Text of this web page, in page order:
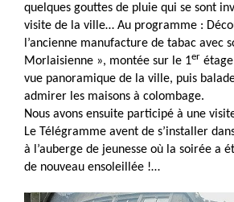
quelques gouttes de pluie qui se sont
visite de la ville… Au programme :
l’ancienne manufacture de tabac avec
Morlaisienne », montée sur le 1er
vue panoramique de la ville, puis
admirer les maisons à colombage.
Nous avons ensuite participé à une
Le Télégramme avent de s’installer
à l’auberge de jeunesse où la soirée a
de nouveau ensoleillée !…